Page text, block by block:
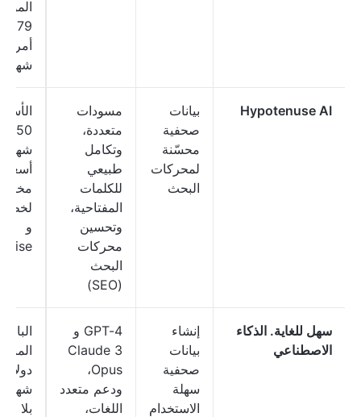
شهريًا
Hypotenuse AI
بيانات
صحفية
محسّنة
لمحركات
البحث
مسودات
متعددة،
وتكامل
طبيعي
للكلمات
المفتاحية،
وتحسين
محركات
البحث
(SEO)
أسعار
و
سهل للغاية. الذكاء
الاصطناعي
إنشاء
بيانات
صحفية
سهلة
الاستخدام
GPT-4 و
Claude 3
Opus،
ودعم متعدد
اللغات،
الباقة
دولارًا
بلا